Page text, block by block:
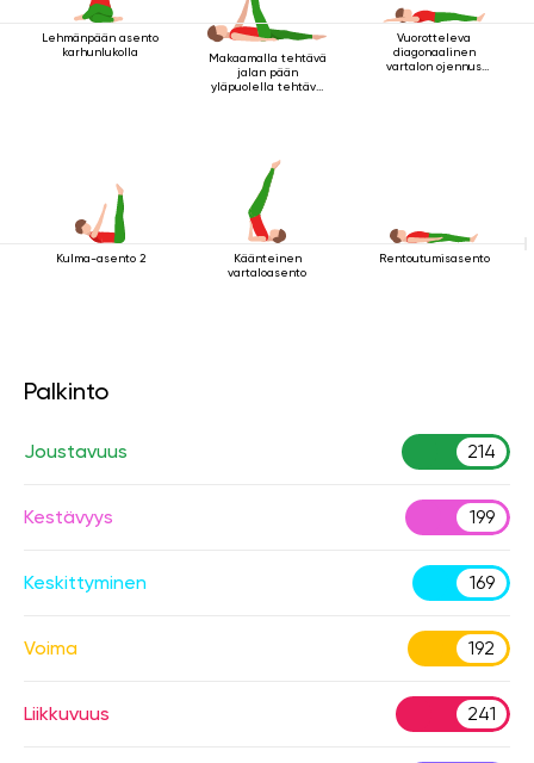
Lehmänpään asento
karhunlukolla
Makaamalla tehtävä
jalan pään
yläpuolella tehtävä
Vuorotteleva
diagonaalinen
vartalon ojennus
Kulma-asento 2
Käänteinen
vartaloasento
Rentoutumisasento
Palkinto
Joustavuus 214
Kestävyys 199
Keskittyminen 169
Voima 192
Liikkuvuus 241